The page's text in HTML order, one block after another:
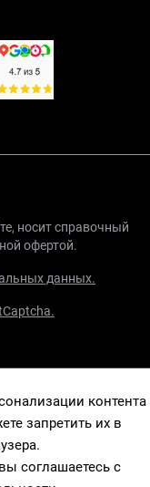
носит справочный
офертой.
данных.
контента
запретить их в
соглашаетесь с